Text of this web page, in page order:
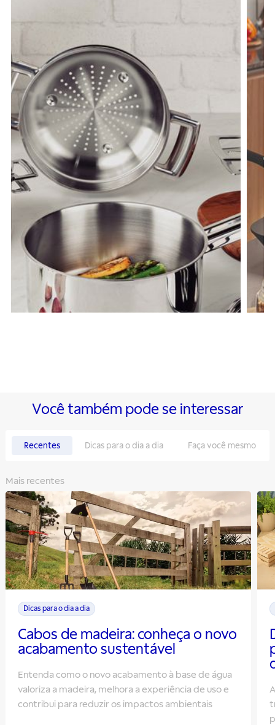
Você também pode se interessar
Recentes Dicas para o dia a dia Faça você mesmo
Mais recentes
Dicas para o dia a dia
Cabos de madeira: conheça o novo
acabamento sustentável
Entenda como o novo acabamento à base de água
valoriza a madeira, melhora a experiência de uso e
contribui para reduzir os impactos ambientais